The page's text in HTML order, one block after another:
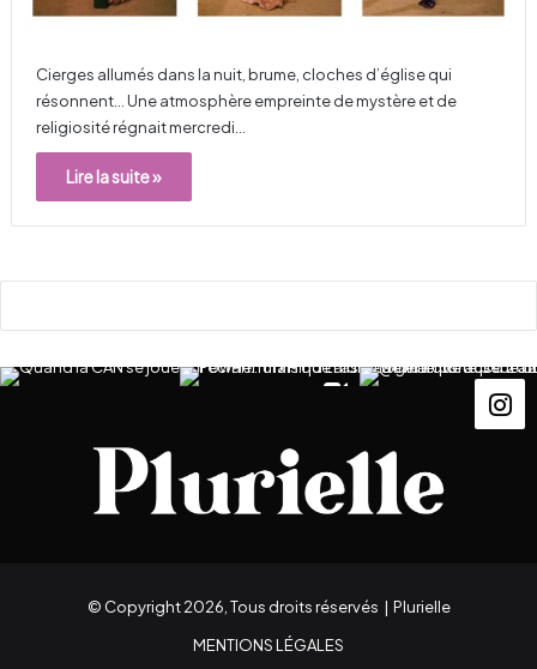
Cierges allumés dans la nuit, brume, cloches d’église qui
résonnent… Une atmosphère empreinte de mystère et de
religiosité régnait mercredi…
Lire la suite »
© Copyright 2026, Tous droits réservés | Plurielle
MENTIONS LÉGALES